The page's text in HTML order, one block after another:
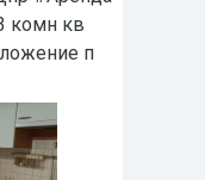
комн кв
п